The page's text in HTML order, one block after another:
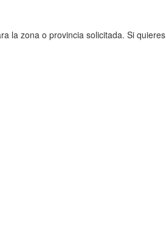
la zona o provincia solicitada. Si quieres